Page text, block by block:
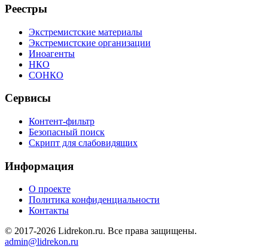
Реестры
Экстремистские материалы
Экстремистские организации
Иноагенты
НКО
СОНКО
Сервисы
Контент-фильтр
Безопасный поиск
Скрипт для слабовидящих
Информация
О проекте
Политика конфиденциальности
Контакты
© 2017-2026 Lidrekon.ru. Все права защищены.
admin@lidrekon.ru